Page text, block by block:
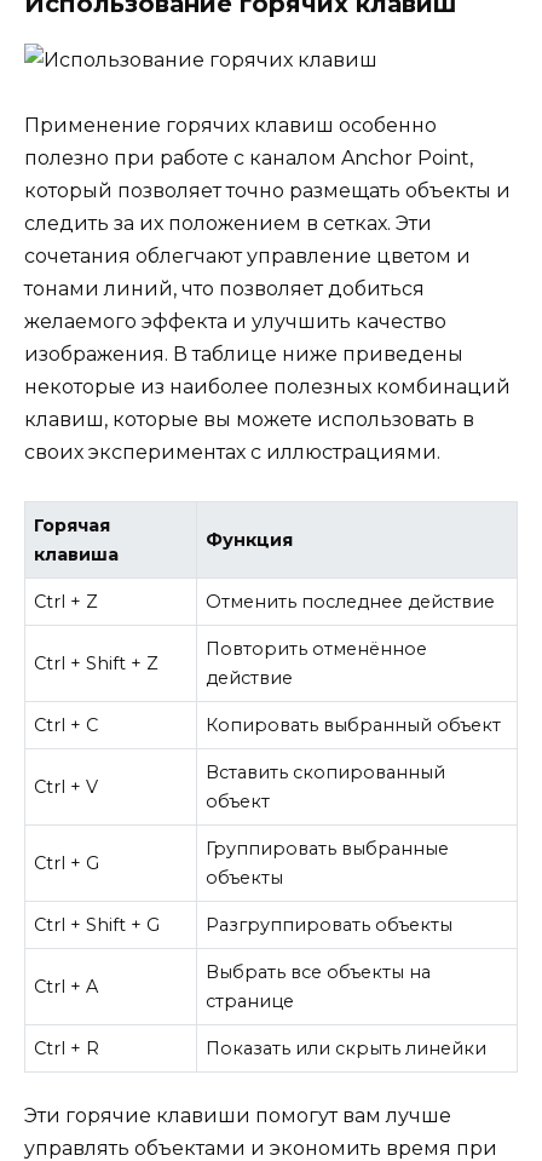
Применение горячих клавиш особенно
полезно при работе с каналом Anchor Point,
который позволяет точно размещать объекты и
следить за их положением в сетках. Эти
сочетания облегчают управление цветом и
тонами линий, что позволяет добиться
желаемого эффекта и улучшить качество
изображения. В таблице ниже приведены
некоторые из наиболее полезных комбинаций
клавиш, которые вы можете использовать в
своих экспериментах с иллюстрациями.
Горячая
клавиша
Функция
Ctrl + Z Отменить последнее действие
Ctrl + Shift + Z
Повторить отменённое
действие
Ctrl + C Копировать выбранный объект
Ctrl + V
Вставить скопированный
объект
Ctrl + G
Группировать выбранные
объекты
Ctrl + Shift + G Разгруппировать объекты
Ctrl + A
Выбрать все объекты на
странице
Ctrl + R Показать или скрыть линейки
Эти горячие клавиши помогут вам лучше
управлять объектами и экономить время при